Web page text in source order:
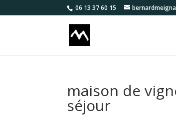
06 13 37 60 15
maison de
séjour